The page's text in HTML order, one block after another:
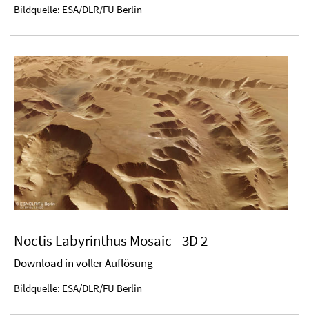
Bildquelle: ESA/DLR/FU Berlin
Noctis Labyrinthus Mosaic - 3D 2
Download in voller Auflösung
Bildquelle: ESA/DLR/FU Berlin